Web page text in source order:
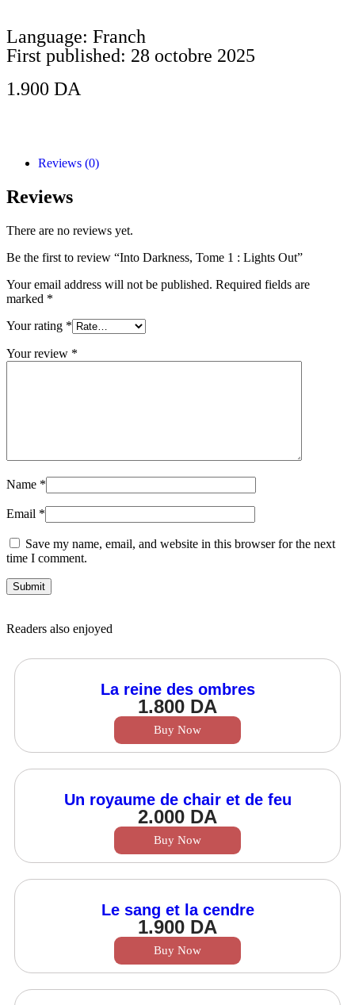
Language: Franch
First published: 28 octobre 2025
1.900 DA
Reviews (0)
Reviews
There are no reviews yet.
Be the first to review “Into Darkness, Tome 1 : Lights Out”
Your email address will not be published. Required fields are
marked *
Your rating *
Your review *
Name *
Email *
Save my name, email, and website in this browser for the next
time I comment.
Readers also enjoyed
La reine des ombres
1.800 DA
Buy Now
Un royaume de chair et de feu
2.000 DA
Buy Now
Le sang et la cendre
1.900 DA
Buy Now